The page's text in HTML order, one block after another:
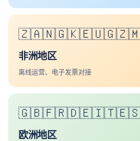
非洲地区
离线运营、电子发票对接
欧洲地区